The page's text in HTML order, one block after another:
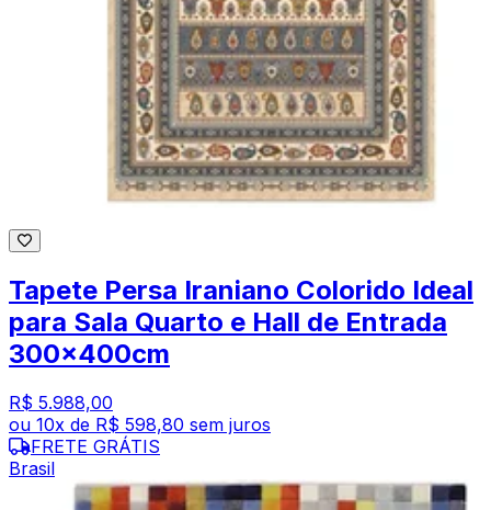
Tapete Persa Iraniano Colorido Ideal
para Sala Quarto e Hall de Entrada
300x400cm
R$ 5.988,00
ou 10x de R$ 598,80 sem juros
FRETE GRÁTIS
Brasil